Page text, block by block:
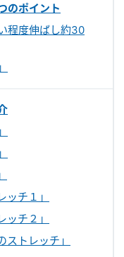
のポイント
程度伸ばし約30
チ１」
チ２」
トレッチ」